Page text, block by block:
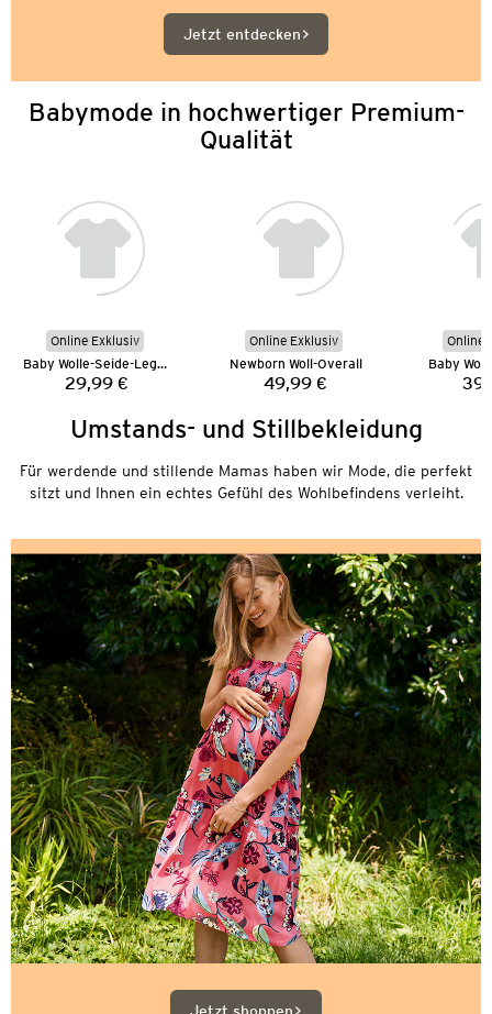
Jetzt entdecken
Babymode in hochwertiger Premium-
Qualität
Online Exklusiv
Baby Wolle-Seide-Leggings
Preis:
29,99 €
Online Exklusiv
Newborn Woll-Overall
Preis:
49,99 €
Online
Baby
Umstands- und Stillbekleidung
Für werdende und stillende Mamas haben wir Mode, die perfekt
sitzt und Ihnen ein echtes Gefühl des Wohlbefindens verleiht.